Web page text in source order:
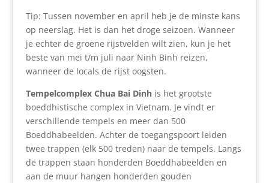
Tip: Tussen november en april heb je de minste kans
op neerslag. Het is dan het droge seizoen. Wanneer
je echter de groene rijstvelden wilt zien, kun je het
beste van mei t/m juli naar Ninh Binh reizen,
wanneer de locals de rijst oogsten.
Tempelcomplex Chua Bai Dinhis het grootste
boeddhistische complex in Vietnam. Je vindt er
verschillende tempels en meer dan 500
Boeddhabeelden. Achter de toegangspoort leiden
twee trappen (elk 500 treden) naar de tempels. Langs
de trappen staan ​​honderden Boeddhabeelden en
aan de muur hangen honderden gouden